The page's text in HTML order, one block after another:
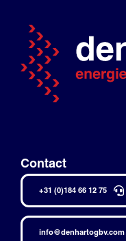
Contact
+31 (0)184 66 12 75
info@denhartogbv.com